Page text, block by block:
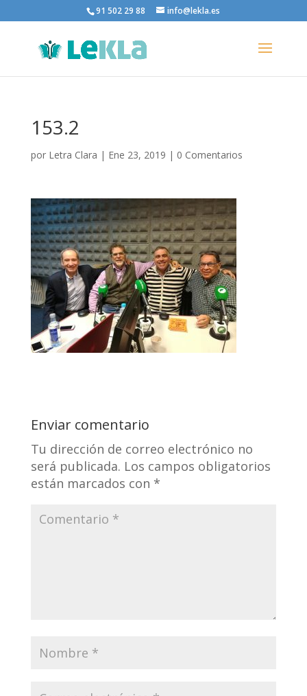
91 502 29 88 info@lekla.es
153.2
por Letra Clara | Ene 23, 2019 | 0 Comentarios
Enviar comentario
Tu dirección de correo electrónico no
será publicada. Los campos obligatorios
están marcados con *